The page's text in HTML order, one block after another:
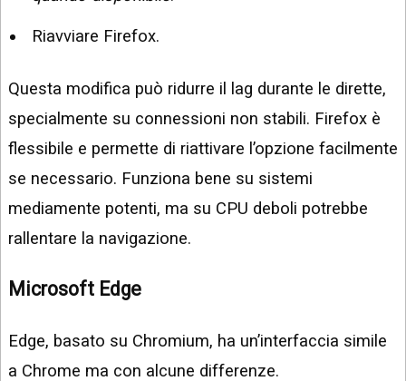
Riavviare Firefox.
Questa modifica può ridurre il lag durante le dirette,
specialmente su connessioni non stabili. Firefox è
flessibile e permette di riattivare l’opzione facilmente
se necessario. Funziona bene su sistemi
mediamente potenti, ma su CPU deboli potrebbe
rallentare la navigazione.
Microsoft Edge
Edge, basato su Chromium, ha un’interfaccia simile
a Chrome ma con alcune differenze.